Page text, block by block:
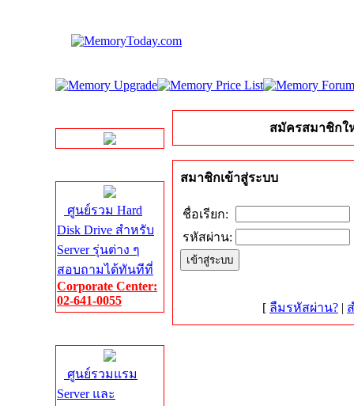
ศูนย์รวม Hard
Disk Drive สำหรับ
Server รุ่นต่าง ๆ
สอบถามได้ทันทีที่
Corporate Center:
02-641-0055
ศูนย์รวมแรม
Server และ
สมัครสมาชิกใ
สมาชิกเข้าสู่ระบบ
ชื่อเรียก:
รหัสผ่าน:
[ ลืมรหัสผ่าน? |